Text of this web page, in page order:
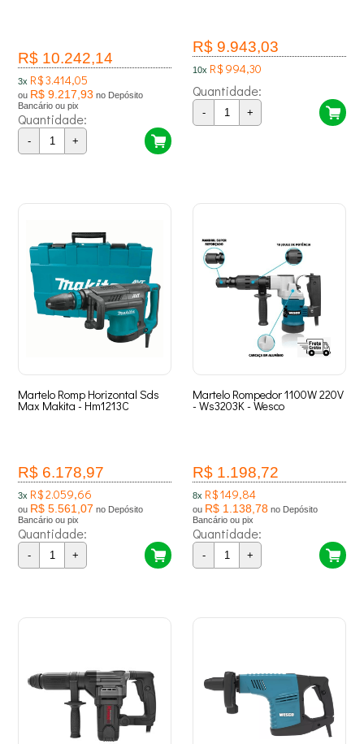
R$ 10.242,14
3x R$ 3.414,05
ou R$ 9.217,93 no Depósito
Bancário ou pix
Quantidade:
- +
R$ 9.943,03
10x R$ 994,30
Quantidade:
- +
Martelo Romp Horizontal Sds
Max Makita - Hm1213C
R$ 6.178,97
3x R$ 2.059,66
ou R$ 5.561,07 no Depósito
Bancário ou pix
Quantidade:
- +
Martelo Rompedor 1100W 220V
- Ws3203K - Wesco
R$ 1.198,72
8x R$ 149,84
ou R$ 1.138,78 no Depósito
Bancário ou pix
Quantidade:
- +